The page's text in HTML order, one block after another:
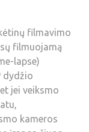
filmavimo
filmuojamą
lapse)
dydžio
jei veiksmo
kameros